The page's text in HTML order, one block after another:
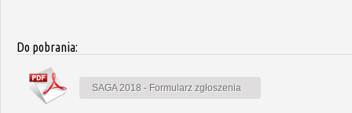
Do pobrania:
SAGA 2018 - Formularz zgłoszenia